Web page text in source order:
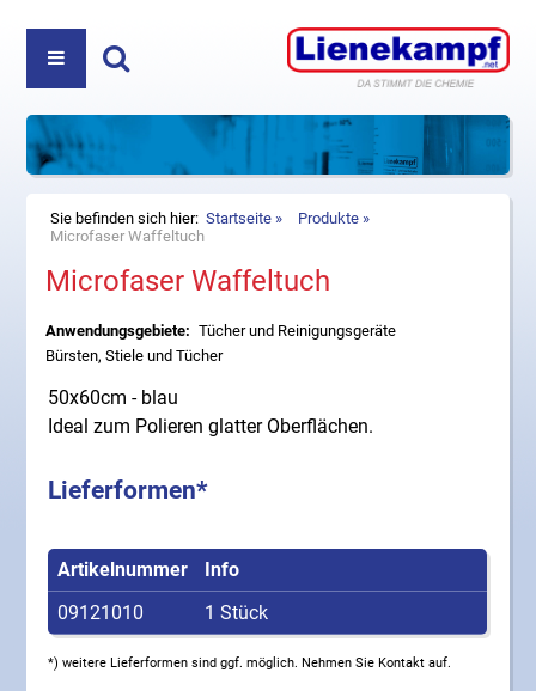
PRODUKTE
REINIGUNGS- UND PFLEGEMITTEL
KOSMETIK
ZUBEHÖR
HAUSHALT
ÜBER UNS
DIREKTVERKAUF
KONTAKT
Lienekampf GmbH & Co. KG
D-32107 Bad Salzuflen
+49 (5222) 980 35-0
Fax +49 (5222) 980 35-20
E-Mailinfo@lienekampf.net
(5222) 980 35-0 info@lienekampf.net
Sie befinden sich hier:Startseite
Produkte
Microfaser Waffeltuch
Microfaser Waffeltuch
Anwendungsgebiete: Tücher und Reinigungsgeräte
Bürsten, Stiele und Tücher
50x60cm - blau
Ideal zum Polieren glatter Oberflächen.
Lieferformen*
Artikelnummer
Info
09121010
1 Stück
*) weitere Lieferformen sind ggf. möglich. Nehmen Sie Kontakt auf.